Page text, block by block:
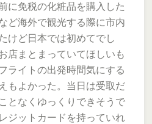
に免税の化粧品を購入した
ど海外で観光する際に市内
けど日本では初めてでし
店まとまっていてほしいも
ライトの出発時間気にする
もよかった。当日は受取だ
となくゆっくりできそうで
ジットカードを持っていれ